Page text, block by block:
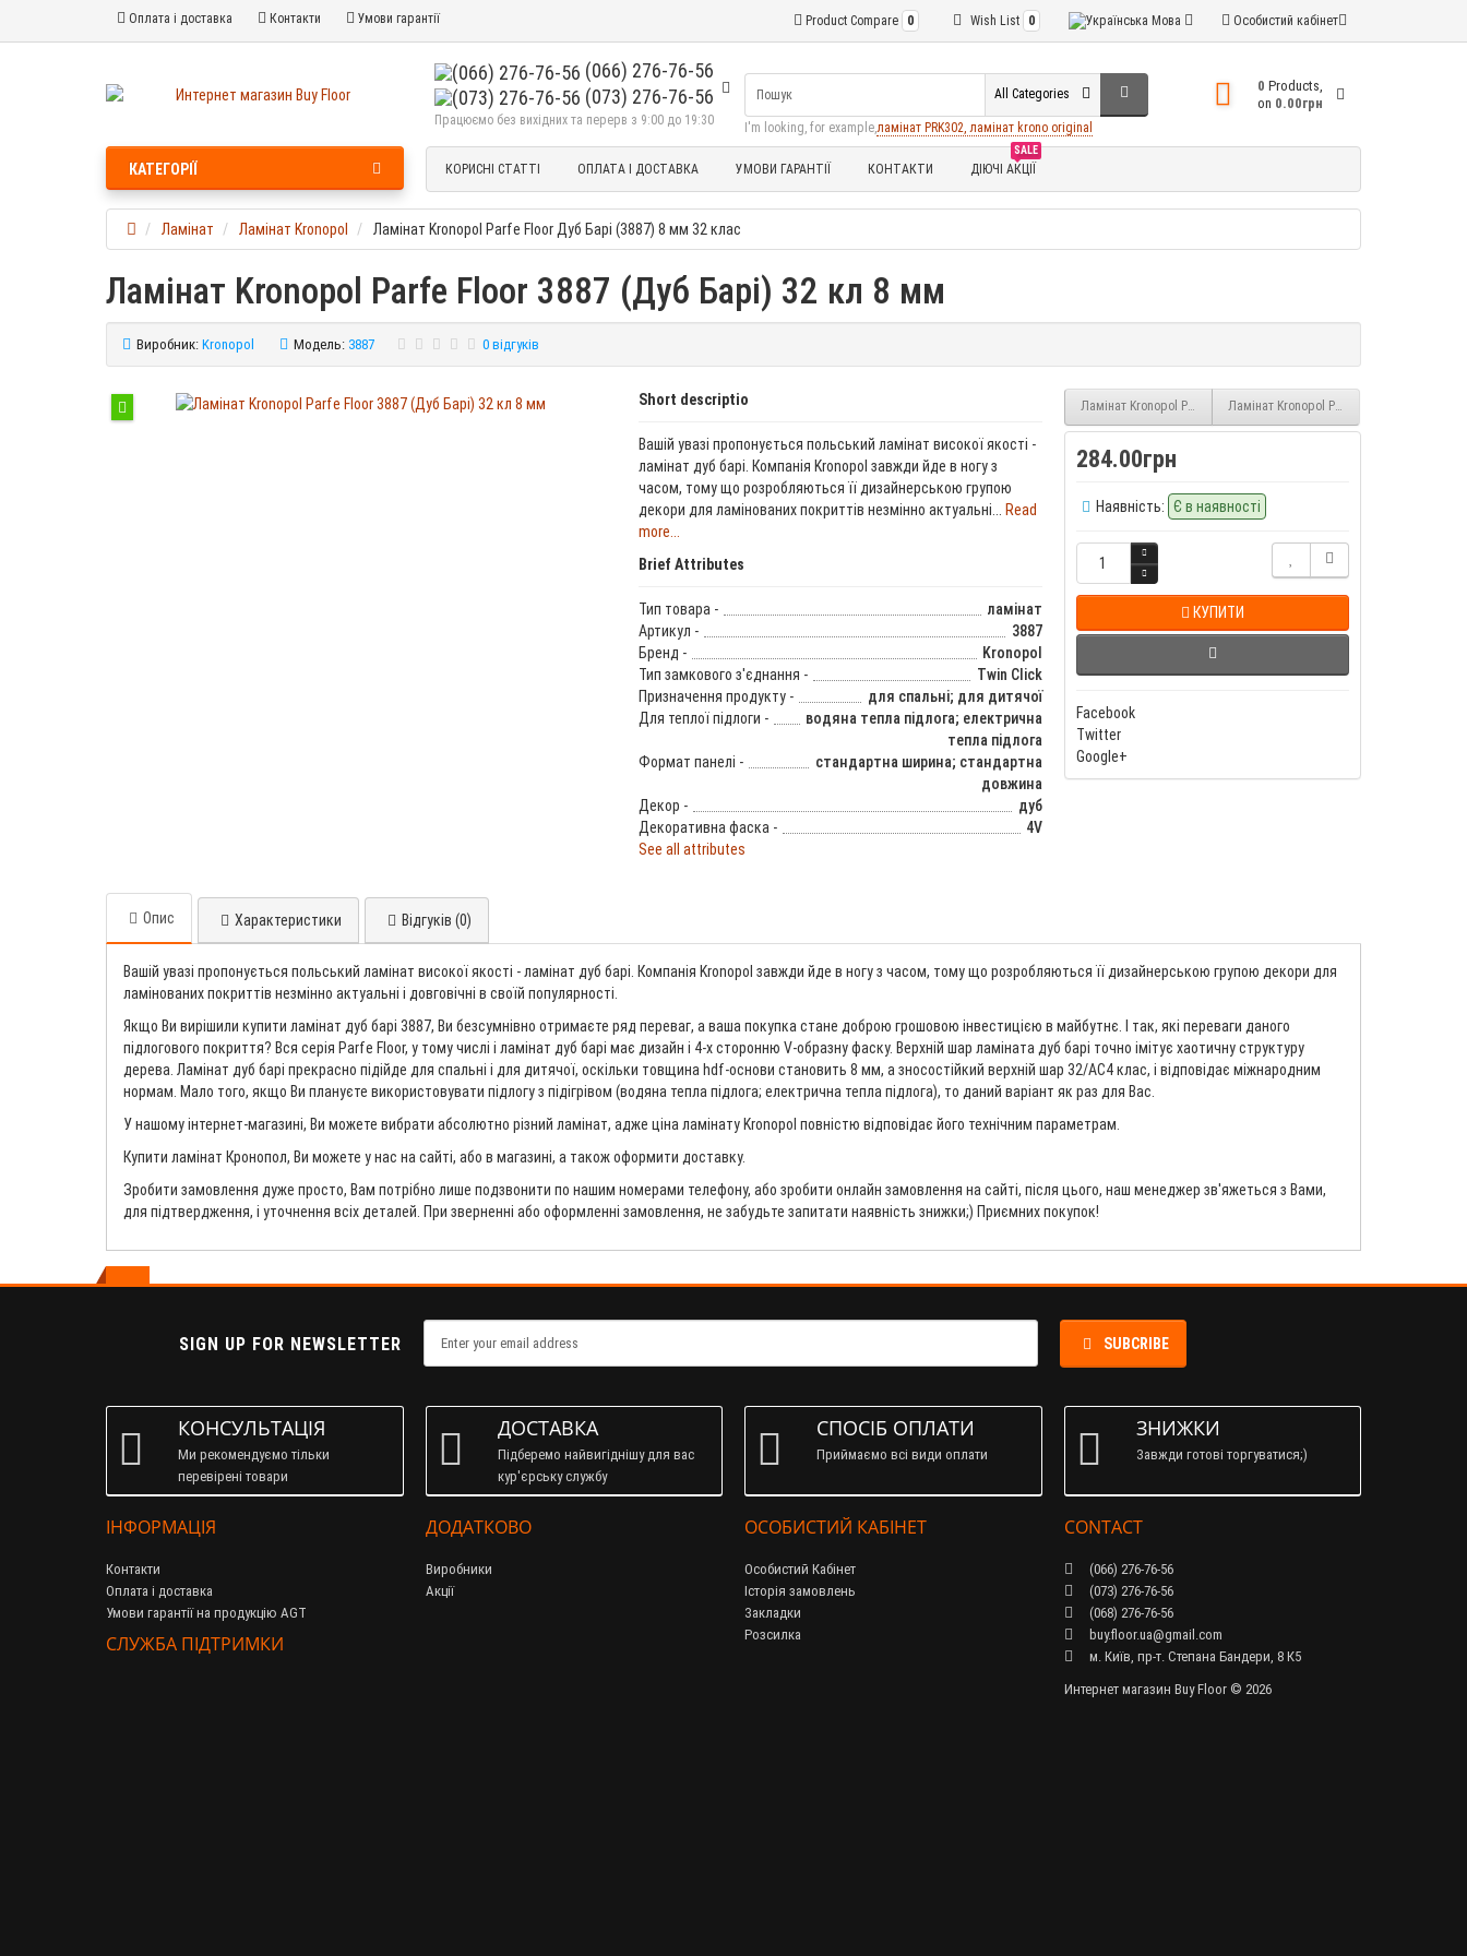
Оплата і доставка Контакти Умови гарантії Особистий кабінет
Мова
Wish List 0
Product Compare 0
(066) 276-76-56
(073) 276-76-56
Працюємо без вихідних та перерв з 9:00 до 19:30
0 Products,
on 0.00грн
All Categories
I'm looking, for example, ламінат PRK302, ламінат krono original
КАТЕГОРІЇ КОРИСНІ СТАТТІ ОПЛАТА І ДОСТАВКА УМОВИ ГАРАНТІЇ КОНТАКТИ
SALE
ДІЮЧІ АКЦІЇ
Ламінат Ламінат Kronopol Ламінат Kronopol Parfe Floor Дуб Барі (3887) 8 мм 32 клас
Ламінат Kronopol Parfe Floor 3887 (Дуб Барі) 32 кл 8 мм
Виробник: Kronopol Модель: 3887 0 відгуків
Short descriptio
Вашій увазі пропонується польський ламінат високої якості -
ламінат дуб барі. Компанія Kronopol завжди йде в ногу з
часом, тому що розробляються її дизайнерською групою
декори для ламінованих покриттів незмінно актуальні...
Read
more...
Brief Attributes
Тип товара -
ламінат
Артикул -
3887
Бренд -
Kronopol
Тип замкового з'єднання -
Twin Click
Призначення продукту -
для спальні; для дитячої
Для теплої підлоги -
водяна тепла підлога; електрична
тепла підлога
Формат панелі -
стандартна ширина; стандартна
довжина
Декор -
дуб
Декоративна фаска -
4V
See all attributes
Ламінат Kronopol Parfe Floor Narrow Дуб Аоста (7502) 10 мм 32 клас
Ламінат Kronopol Parfe Floor Дуб
284.00грн
Наявність: Є в наявності
КУПИТИ
Facebook
Twitter
Google+
Опис Характеристики Відгуків (0)
Вашій увазі пропонується польський ламінат високої якості - ламінат дуб барі. Компанія Kronopol завжди йде в ногу з часом, тому що розробляються її дизайнерською групою декори для
ламінованих покриттів незмінно актуальні і довговічні в своїй популярності.
Якщо Ви вирішили купити ламінат дуб барі 3887, Ви безсумнівно отримаєте ряд переваг, а ваша покупка стане доброю грошовою інвестицією в майбутнє. І так, які переваги даного
підлогового покриття? Вся серія Parfe Floor, у тому числі і ламінат дуб барі має дизайн і 4-х сторонню V-образну фаску. Верхній шар ламіната дуб барі точно імітує хаотичну структуру
дерева. Ламінат дуб барі прекрасно підійде для спальні і для дитячої, оскільки товщина hdf-основи становить 8 мм, а зносостійкий верхній шар 32/AC4 клас, і відповідає міжнародним
нормам. Мало того, якщо Ви плануєте використовувати підлогу з підігрівом (водяна тепла підлога; електрична тепла підлога), то даний варіант як раз для Вас.
У нашому інтернет-магазині, Ви можете вибрати абсолютно різний ламінат, адже ціна ламінату Kronopol повністю відповідає його технічним параметрам.
Купити ламінат Кронопол, Ви можете у нас на сайті, або в магазині, а також оформити доставку.
Зробити замовлення дуже просто, Вам потрібно лише подзвонити по нашим номерами телефону, або зробити онлайн замовлення на сайті, після цього, наш менеджер зв'яжеться з Вами,
для підтвердження, і уточнення всіх деталей. При зверненні або оформленні замовлення, не забудьте запитати наявність знижки;) Приємних покупок!
SIGN UP FOR NEWSLETTER SUBCRIBE
КОНСУЛЬТАЦІЯ
Ми рекомендуємо тільки
перевірені товари
ДОСТАВКА
Підберемо найвигіднішу для вас
кур'єрську службу
СПОСІБ ОПЛАТИ
Приймаємо всі види оплати
ЗНИЖКИ
Завжди готові торгуватися;)
ІНФОРМАЦІЯ
Контакти
Оплата і доставка
Умови гарантії на продукцію AGT
СЛУЖБА ПІДТРИМКИ
ДОДАТКОВО
Виробники
Акції
ОСОБИСТИЙ КАБІНЕТ
Особистий Кабінет
Історія замовлень
Закладки
Розсилка
CONTACT
(066) 276-76-56
(073) 276-76-56
(068) 276-76-56
buy.floor.ua@gmail.com
м. Київ, пр-т. Степана Бандери, 8 К5
Интернет магазин Buy Floor © 2026